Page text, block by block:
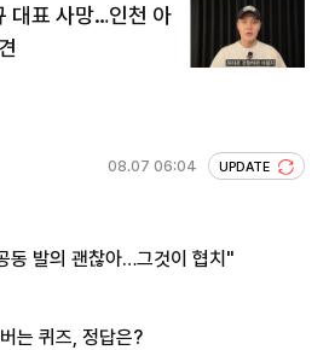
대표 사망…인천 아
08.07 06:04 UPDATE
동 발의 괜찮아…그것이 협치"
는 퀴즈, 정답은?